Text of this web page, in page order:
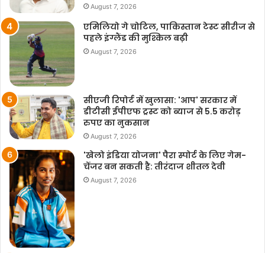
August 7, 2026
एमिलियो गे चोटिल, पाकिस्तान टेस्ट सीरीज से
पहले इंग्लैंड की मुश्किल बढ़ी
August 7, 2026
सीएजी रिपोर्ट में खुलासा: 'आप' सरकार में
डीटीसी ईपीएफ ट्रस्ट को ब्याज से 5.5 करोड़
रुपए का नुकसान
August 7, 2026
'खेलो इंडिया योजना' पैरा स्पोर्ट के लिए गेम-
चेंजर बन सकती है: तीरंदाज शीतल देवी
August 7, 2026